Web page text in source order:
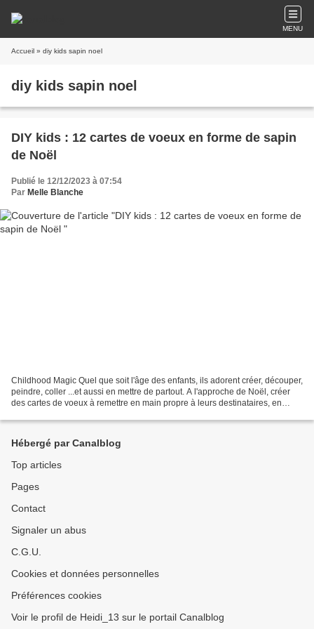
MENU
Accueil » diy kids sapin noel
diy kids sapin noel
DIY kids : 12 cartes de voeux en forme de sapin
de Noël
Publié le 12/12/2023 à 07:54
Par Melle Blanche
Childhood Magic Quel que soit l'âge des enfants, ils adorent créer, découper,
peindre, coller ...et aussi en mettre de partout. A l'approche de Noël, créer
des cartes de voeux à remettre en main propre à leurs destinataires, en
Hébergé par Canalblog
Top articles
Pages
Contact
Signaler un abus
C.G.U.
Cookies et données personnelles
Préférences cookies
Voir le profil de Heidi_13 sur le portail Canalblog